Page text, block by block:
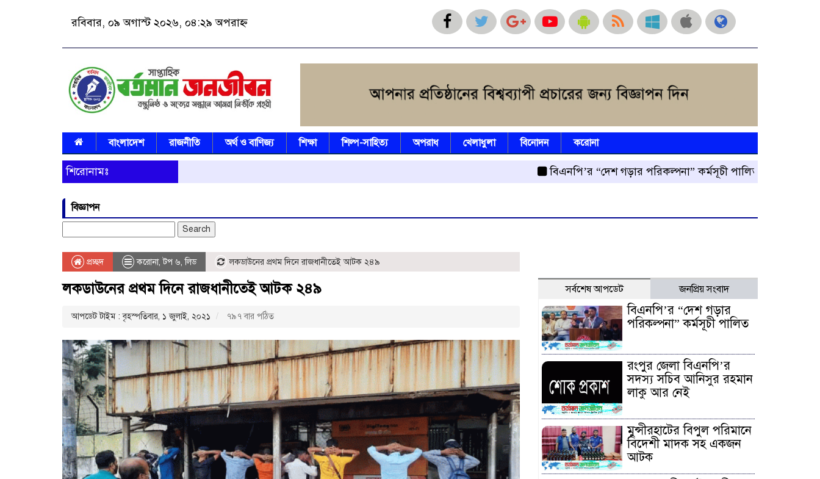
রবিবার, ০৯ অগাস্ট ২০২৬, ০৪:২৯ অপরাহ্ন
বাংলাদেশ রাজনীতি অর্থ ও বাণিজ্য শিক্ষা শিল্প-সাহিত্য অপরাধ খেলাধুলা বিনোদন করোনা
শিরোনামঃ বিএনপি’র “দেশ গড়ার পরিকল্পনা” কর্মসূচী পালিত রংপুর জেলা
বিজ্ঞাপন
for:
প্রচ্ছদ করোনা,টপ ৬,লিড লকডাউনের প্রথম দিনে রাজধানীতেই আটক ২৪৯
লকডাউনের প্রথম দিনে রাজধানীতেই আটক ২৪৯
আপডেট টাইম : বৃহস্পতিবার, ১ জুলাই, ২০২১ ৭৯৭ বার পঠিত
সর্বশেষ আপডেট জনপ্রিয় সংবাদ
বিএনপি’র “দেশ গড়ার
পরিকল্পনা” কর্মসূচী পালিত
রংপুর জেলা বিএনপি’র
সদস্য সচিব আনিসুর রহমান
লাকু আর নেই
মুন্সীরহাটের বিপুল পরিমানে
বিদেশী মাদক সহ একজন
আটক